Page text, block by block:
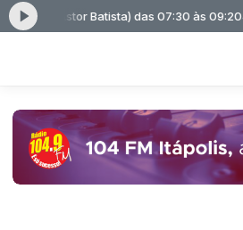
e Astor Batista) das 07:30 às 09:20